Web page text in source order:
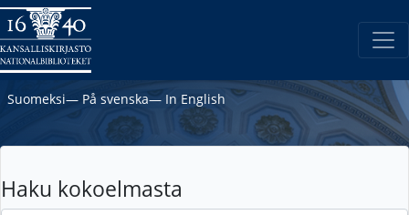
Suomeksi― På svenska― In English
Haku kokoelmasta